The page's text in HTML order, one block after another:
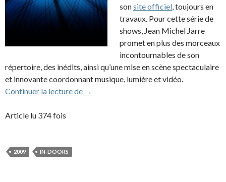
sonsite officiel, toujours en
travaux. Pour cette série de
shows, Jean Michel Jarre
promet en plus des morceaux
incontournables de son
répertoire, des inédits, ainsi qu’une mise en scène spectaculaire
et innovante coordonnant musique, lumière et vidéo.
Continuer la lecture de Tournée In-doors 2009 : nouvelle date
→
Article lu 374 fois
2009 IN-DOORS